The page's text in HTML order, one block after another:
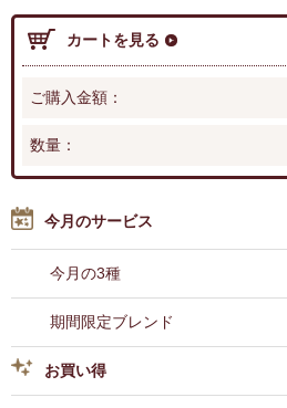
カートを見る
ご購入金額：
数量：
今月のサービス
今月の3種
期間限定ブレンド
お買い得